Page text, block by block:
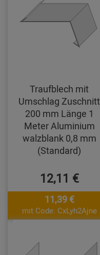
Traufblech mit
Umschlag Zuschnitt
200 mm Länge 1
Meter Aluminium
walzblank 0,8 mm
(Standard)
12,11 €
11,39 €
mit Code: CxLyh2Ajne